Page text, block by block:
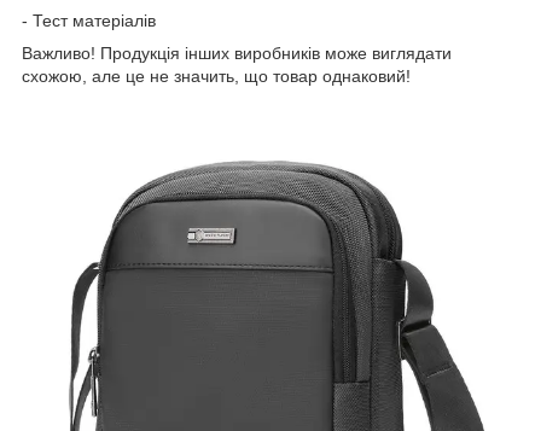
- Тест матеріалів
Важливо! Продукція інших виробників може виглядати
схожою, але це не значить, що товар однаковий!